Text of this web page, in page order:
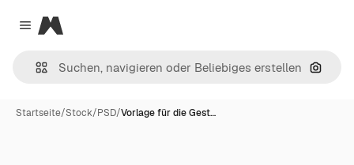
Close menu
Magnific
Nach
Startseite/Stock/PSD/Vorlage für die Gest…